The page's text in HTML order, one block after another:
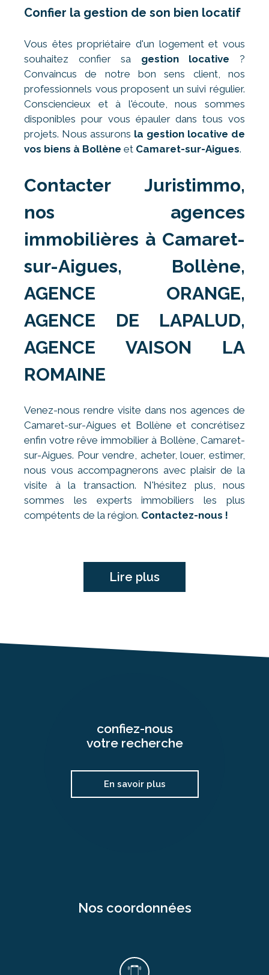
Confier la gestion de son bien locatif
Vous êtes propriétaire d'un logement et vous
souhaitez confier sa gestion locative ?
Convaincus de notre bon sens client, nos
professionnels vous proposent un suivi régulier.
Consciencieux et à l'écoute, nous sommes
disponibles pour vous épauler dans tous vos
projets. Nous assurons la gestion locative de
vos biens à Bollène et Camaret-sur-Aigues.
Contacter Juristimmo,
nos agences
immobilières à Camaret-
sur-Aigues, Bollène,
AGENCE ORANGE,
AGENCE DE LAPALUD,
AGENCE VAISON LA
ROMAINE
Venez-nous rendre visite dans nos agences de
Camaret-sur-Aigues et Bollène et concrétisez
enfin votre rêve immobilier à Bollène, Camaret-
sur-Aigues. Pour vendre, acheter, louer, estimer,
nous vous accompagnerons avec plaisir de la
visite à la transaction. N'hésitez plus, nous
sommes les experts immobiliers les plus
compétents de la région. Contactez-nous !
Lire plus
confiez-nous
votre recherche
En savoir plus
nos coordonnées